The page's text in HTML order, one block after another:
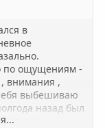
в
по ощущениям -
внимания ,
выбешиваю
назад был